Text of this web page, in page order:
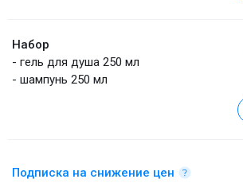
Набор
- гель для душа 250 мл
- шампунь 250 мл
Подписка на снижение цен